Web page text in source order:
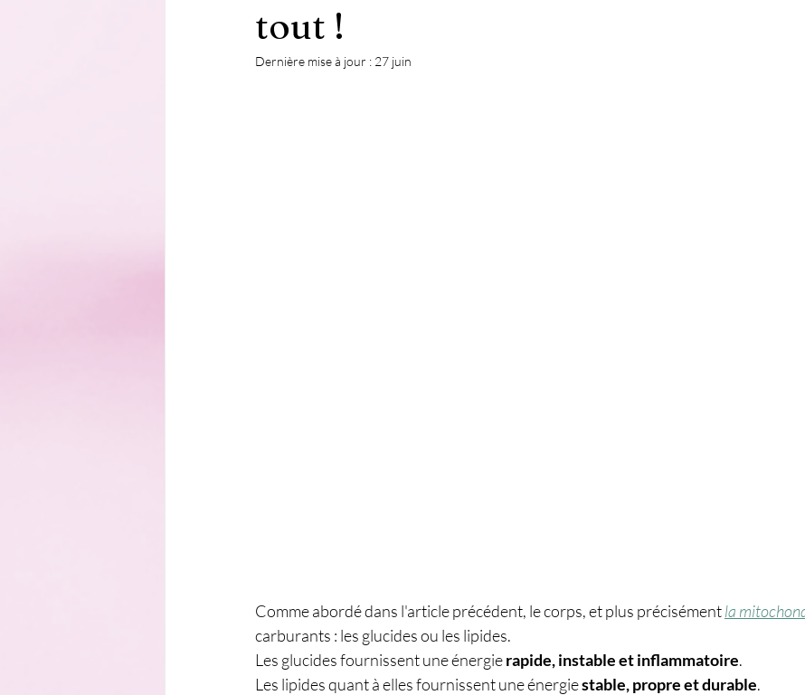
tout !
Dernière mise à jour : 27 juin
Comme abordé dans l'article précédent, le corps, et plus précisément la
carburants : les glucides ou les lipides.
Les glucides fournissent une énergie rapide, instable et inflammatoire.
Les lipides quant à elles fournissent une énergie stable, propre et durable.